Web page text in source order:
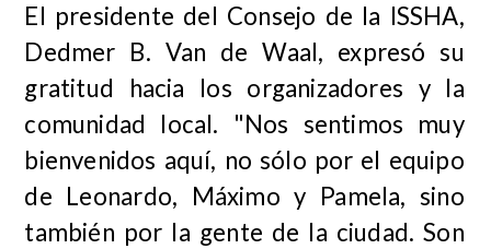
El presidente del Consejo de la ISSHA,
Dedmer B. Van de Waal, expresó su
gratitud hacia los organizadores y la
comunidad local. "Nos sentimos muy
bienvenidos aquí, no sólo por el equipo
de Leonardo, Máximo y Pamela, sino
también por la gente de la ciudad. Son